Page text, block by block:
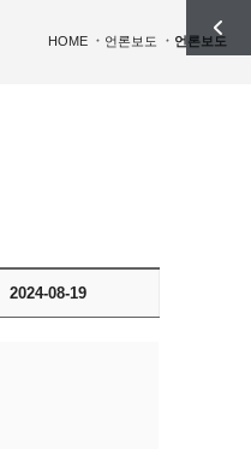
HOME 언론보도 언론보도
2024-08-19